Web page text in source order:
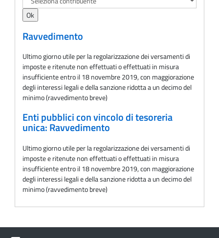
Ravvedimento
Ultimo giorno utile per la regolarizzazione dei versamenti di
imposte e ritenute non effettuati o effettuati in misura
insufficiente entro il 18 novembre 2019, con maggiorazione
degli interessi legali e della sanzione ridotta a un decimo del
minimo (ravvedimento breve)
Enti pubblici con vincolo di tesoreria
unica: Ravvedimento
Ultimo giorno utile per la regolarizzazione dei versamenti di
imposte e ritenute non effettuati o effettuati in misura
insufficiente entro il 18 novembre 2019, con maggiorazione
degli interessi legali e della sanzione ridotta a un decimo del
minimo (ravvedimento breve)